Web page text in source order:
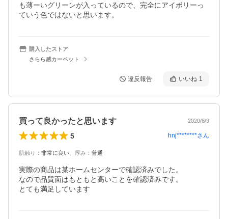
も薄ーいグリーンが入っているので、完全にアイボリーっ
ていう色ではないと思います。
購入したストア
さらら感カーペット
違反報告 いいね 1
買って良かったと思います 2020/6/9
5 hnj********さん
肌触り ： 非常に良い 厚み ： 普通
実際の商品は某ホームセンターで確認済みでした。
なので品質面はもともと高いことを確認済みです。
とても満足しています